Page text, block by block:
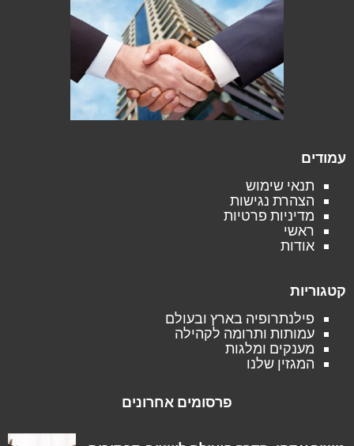
עמודים
תנאי שימוש
הצהרת נגישות
מדיניות פרטיות
ראשי
אודות
קטגוריות
פילנתרופיה בארץ ובעולם
עמותות ותרומה לקהילה
מענקים ומלגות
המגזין שלנו
פרסומים אחרונים